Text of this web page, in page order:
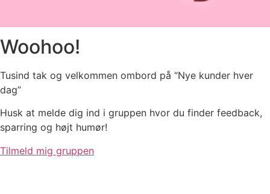
Woohoo!
Tusind tak og velkommen ombord på “Nye kunder hver
dag”
Husk at melde dig ind i gruppen hvor du finder feedback,
sparring og højt humør!
Tilmeld mig gruppen